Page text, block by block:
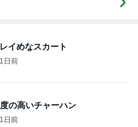
イめなスカート
1日前
の高いチャーハン
1日前